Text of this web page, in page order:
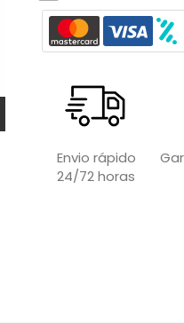
Envio rápido
24/72 horas